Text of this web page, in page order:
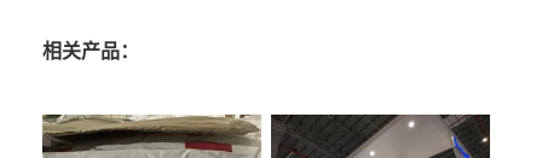
相关产品：